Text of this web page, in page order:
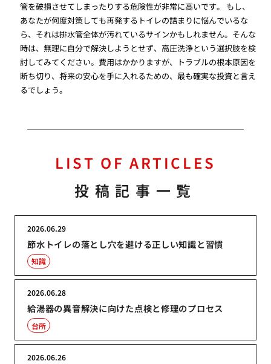
管を破損させてしまったりする危険性が非常に高いです。 もし、
あなたが何度対策しても再発するトイレの詰まりに悩んでいるな
ら、それは排水管全体が汚れているサインかもしれません。そんな
時は、無理に自分で解決しようとせず、高圧洗浄という選択肢を検
討してみてください。費用はかかりますが、トラブルの根本原因を
断ち切り、将来の安心を手に入れるための、最も確実な投資と言え
るでしょう。
LIST OF ARTICLES
投稿記事一覧
節水トイレの落とし穴を避ける正しい知識と習慣
2026.06.29
知識
給湯器の異音解決に向けた点検と修理のプロセス
2026.06.28
台所
2026.06.26